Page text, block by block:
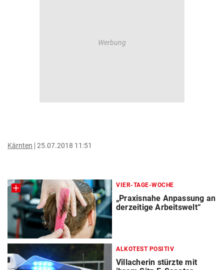
Kärnten 25.07.2018 11:51
VIER-TAGE-WOCHE
„Praxisnahe Anpassung an
derzeitige Arbeitswelt“
ALKOTEST POSITIV
Villacherin stürzte mit